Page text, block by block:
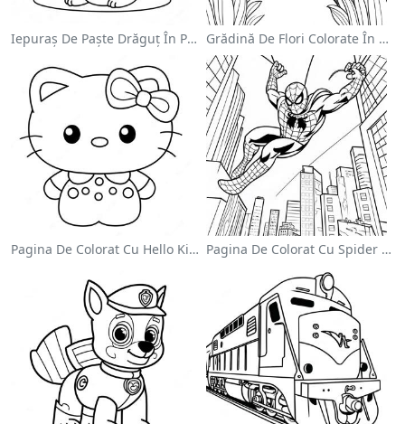
Iepuraș De Paște Drăguț În Pagină De Colorat Grădină De Flori Colorate În Pagină De Colorat
Pagina De Colorat Cu Hello Kitty Drăguță Cu Fundiță Pagina De Colorat Cu Spider Man Swinging Prin Oraș